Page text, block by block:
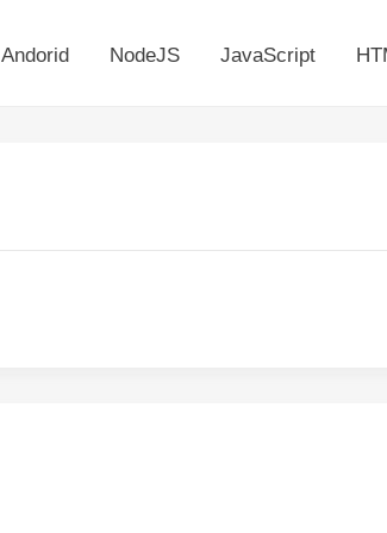
Andorid NodeJS JavaScript